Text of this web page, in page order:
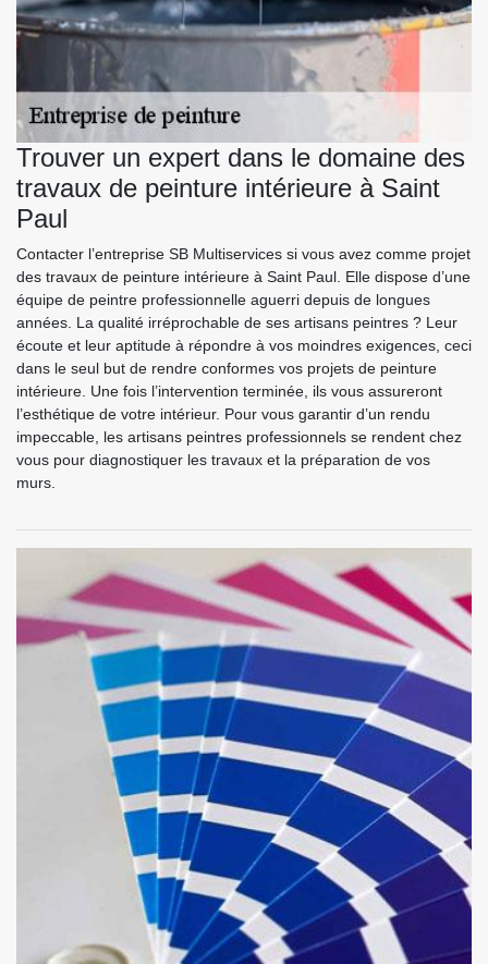
Trouver un expert dans le domaine des
travaux de peinture intérieure à Saint
Paul
Contacter l’entreprise SB Multiservices si vous avez comme projet
des travaux de peinture intérieure à Saint Paul. Elle dispose d’une
équipe de peintre professionnelle aguerri depuis de longues
années. La qualité irréprochable de ses artisans peintres ? Leur
écoute et leur aptitude à répondre à vos moindres exigences, ceci
dans le seul but de rendre conformes vos projets de peinture
intérieure. Une fois l’intervention terminée, ils vous assureront
l’esthétique de votre intérieur. Pour vous garantir d’un rendu
impeccable, les artisans peintres professionnels se rendent chez
vous pour diagnostiquer les travaux et la préparation de vos
murs.